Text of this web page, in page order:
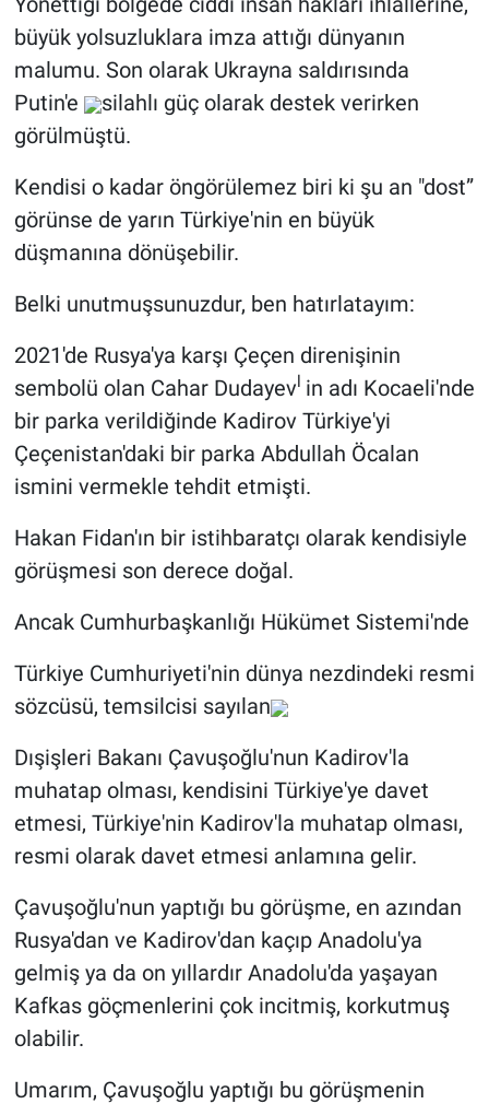
büyük yolsuzluklara imza attığı dünyanın
malumu. Son olarak Ukrayna saldırısında
Putin'e
silahlı güç olarak destek verirken
görülmüştü.
Kendisi o kadar öngörülemez biri ki şu an "dost”
görünse de yarın Türkiye'nin en büyük
düşmanına dönüşebilir.
Belki unutmuşsunuzdur, ben hatırlatayım:
2021'de Rusya'ya karşı Çeçen direnişinin
sembolü olan Cahar Dudayevl in adı Kocaeli'nde
bir parka verildiğinde Kadirov Türkiye'yi
Çeçenistan'daki bir parka Abdullah Öcalan
ismini vermekle tehdit etmişti.
Hakan Fidan'ın bir istihbaratçı olarak kendisiyle
görüşmesi son derece doğal.
Ancak Cumhurbaşkanlığı Hükümet Sistemi'nde
Türkiye Cumhuriyeti'nin dünya nezdindeki resmi
sözcüsü, temsilcisi sayılan
Dışişleri Bakanı Çavuşoğlu'nun Kadirov'la
muhatap olması, kendisini Türkiye'ye davet
etmesi, Türkiye'nin Kadirov'la muhatap olması,
resmi olarak davet etmesi anlamına gelir.
Çavuşoğlu'nun yaptığı bu görüşme, en azından
Rusya'dan ve Kadirov'dan kaçıp Anadolu'ya
gelmiş ya da on yıllardır Anadolu'da yaşayan
Kafkas göçmenlerini çok incitmiş, korkutmuş
olabilir.
Umarım, Çavuşoğlu yaptığı bu görüşmenin